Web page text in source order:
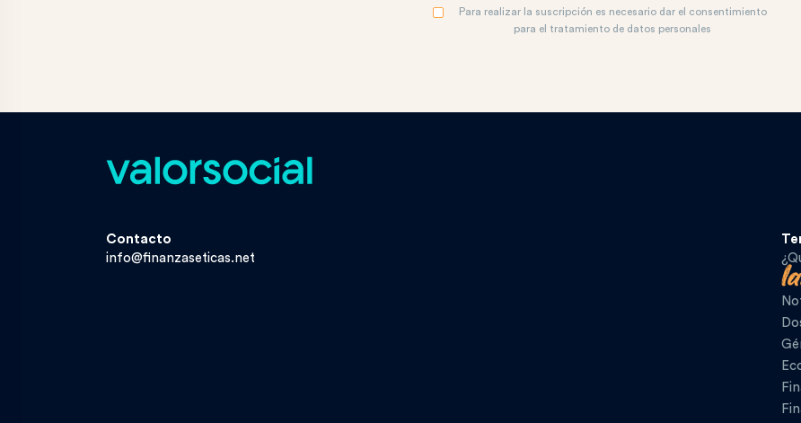
Para realizar la suscripción es necesario dar el consentimiento
para el tratamiento de datos personales
Contacto
info@finanzaseticas.net